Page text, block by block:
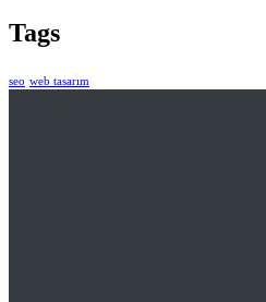
Tags
seo web tasarım